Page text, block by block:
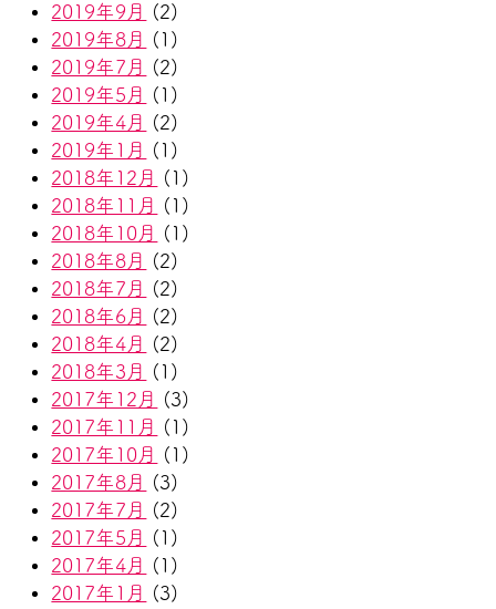
2019年9月
(2)
2019年8月
(1)
2019年7月
(2)
2019年5月
(1)
2019年4月
(2)
2019年1月
(1)
2018年12月
(1)
2018年11月
(1)
2018年10月
(1)
2018年8月
(2)
2018年7月
(2)
2018年6月
(2)
2018年4月
(2)
2018年3月
(1)
2017年12月
(3)
2017年11月
(1)
2017年10月
(1)
2017年8月
(3)
2017年7月
(2)
2017年5月
(1)
2017年4月
(1)
2017年1月
(3)